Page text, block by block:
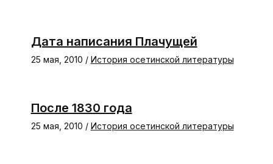
Дата написания Плачущей
25 мая, 2010 / История осетинской литературы
После 1830 года
25 мая, 2010 / История осетинской литературы